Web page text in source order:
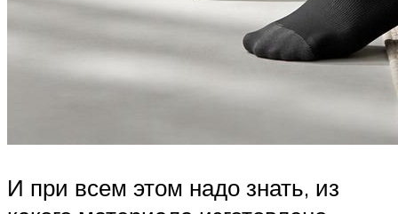
И при всем этом надо знать, из